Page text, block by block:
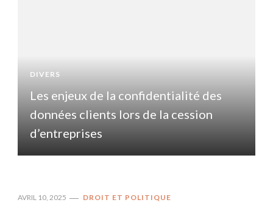
DIVERS
Les enjeux de la confidentialité des
données clients lors de la cession
d’entreprises
AVRIL 10, 2025 DROIT ET POLITIQUE